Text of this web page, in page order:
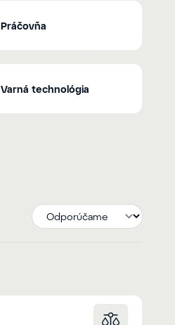
Práčovňa
Varná technológia